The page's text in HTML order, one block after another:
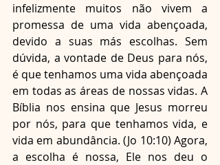
infelizmente muitos não vivem a
promessa de uma vida abençoada,
devido a suas más escolhas. Sem
dúvida, a vontade de Deus para nós,
é que tenhamos uma vida abençoada
em todas as áreas de nossas vidas. A
Bíblia nos ensina que Jesus morreu
por nós, para que tenhamos vida, e
vida em abundância. (Jo 10:10) Agora,
a escolha é nossa, Ele nos deu o